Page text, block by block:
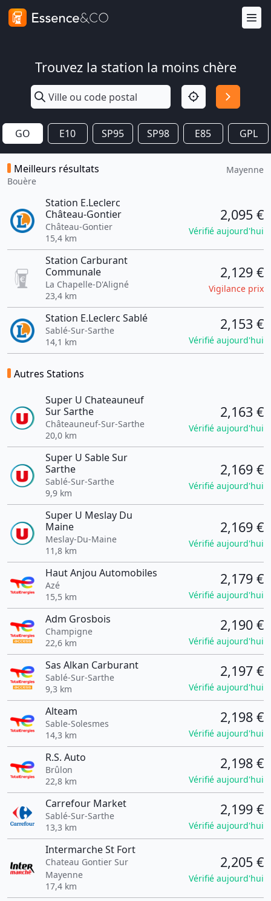
Trouvez la station la moins chère
GO E10 SP95 SP98 E85 GPL
Meilleurs résultats
Bouère
Mayenne
Station E.Leclerc
Château-Gontier
Château-Gontier
15,4 km
2,095 €
Vérifié aujourd'hui
Station Carburant
Communale
La Chapelle-D'Aligné
23,4 km
2,129 €
Vigilance prix
Station E.Leclerc Sablé
Sablé-Sur-Sarthe
14,1 km
2,153 €
Vérifié aujourd'hui
Autres Stations
Super U Chateauneuf
Sur Sarthe
Châteauneuf-Sur-Sarthe
20,0 km
2,163 €
Vérifié aujourd'hui
Super U Sable Sur
Sarthe
Sablé-Sur-Sarthe
9,9 km
2,169 €
Vérifié aujourd'hui
Super U Meslay Du
Maine
Meslay-Du-Maine
11,8 km
2,169 €
Vérifié aujourd'hui
Haut Anjou Automobiles
Azé
15,5 km
2,179 €
Vérifié aujourd'hui
Adm Grosbois
Champigne
22,6 km
2,190 €
Vérifié aujourd'hui
Sas Alkan Carburant
Sablé-Sur-Sarthe
9,3 km
2,197 €
Vérifié aujourd'hui
Alteam
Sable-Solesmes
14,3 km
2,198 €
Vérifié aujourd'hui
R.S. Auto
Brûlon
22,8 km
2,198 €
Vérifié aujourd'hui
Carrefour Market
Sablé-Sur-Sarthe
13,3 km
2,199 €
Vérifié aujourd'hui
Intermarche St Fort
Chateau Gontier Sur
Mayenne
17,4 km
2,205 €
Vérifié aujourd'hui